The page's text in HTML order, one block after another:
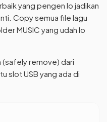
yang pengen lo jadikan
Copy semua file lagu
MUSIC yang udah lo
(safely remove) dari
slot USB yang ada di